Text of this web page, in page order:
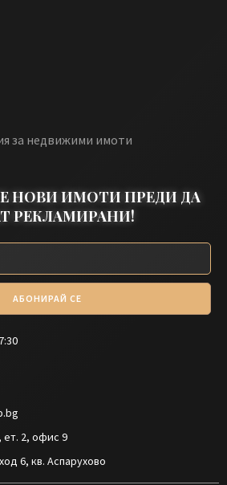
за недвижими имоти
НОВИ ИМОТИ ПРЕДИ ДА
РЕКЛАМИРАНИ!
АБОНИРАЙ СЕ
ет. 2, офис 9
6, кв. Аспарухово